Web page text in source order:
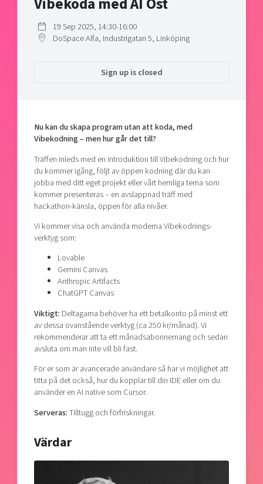
Shaping cities and regions
East Sweden Tech Women
Current offers and activities
Talent & skills
Offers to boost your business
Our community of companies
Projects
Publications
Reach out to us
Locations
Today's lunch in Mjärdevi
19 Sep 2025, 14:30-16:00
DoSpace Alfa, Industrigatan 5, Linköping
Sign up is closed
Nu kan du skapa program utan att koda, med
Vibekodning – men hur går det till?
Träffen inleds med en introduktion till Vibekodning och hur
du kommer igång, följt av öppen kodning där du kan
jobba med ditt eget projekt eller vårt hemliga tema som
kommer presenteras – en avslappnad träff med
hackathon-känsla, öppen för alla nivåer.
Vi kommer visa och använda moderna Vibekodnings-
verktyg som:
Lovable
Gemini Canvas
Anthropic Artifacts
ChatGPT Canvas
Viktigt: Deltagarna behöver ha ett betalkonto på minst ett
av dessa ovanstående verktyg (ca 250 kr/månad). Vi
rekommenderar att ta ett månadsabonnemang och sedan
avsluta om man inte vill bli fast.
För er som är avancerade användare så har vi möjlighet att
titta på det också, hur du kopplar till din IDE eller om du
använder en AI native som Cursor.
Serveras:Tilltugg och förfriskningar.
Värdar